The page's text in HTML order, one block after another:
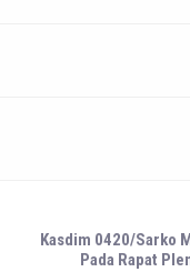
Kasdim 0420/Sarko
Pada Rapat